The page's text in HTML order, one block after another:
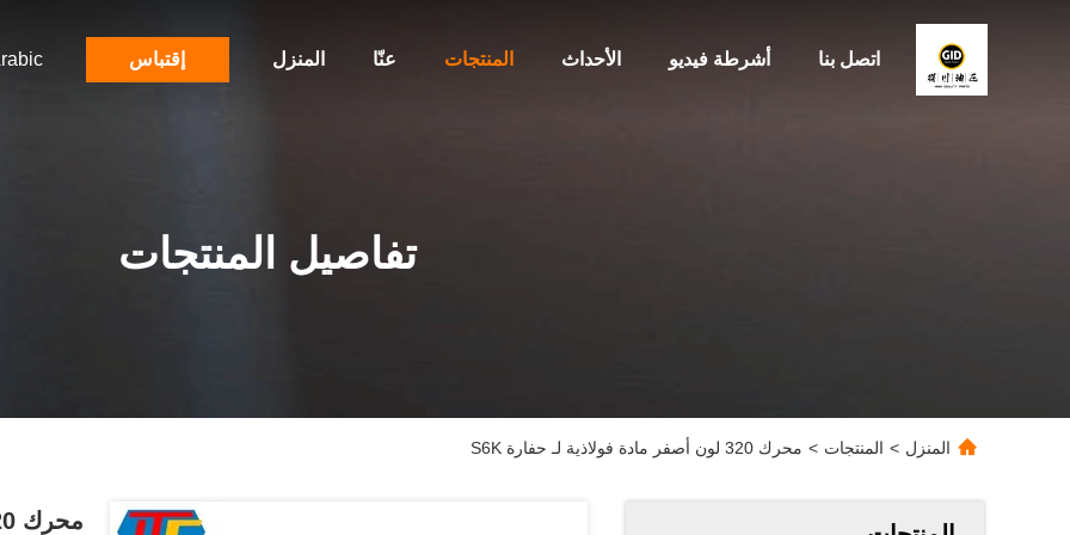
المنزل عنّا المنتجات الأحداث أشرطة فيديو اتصل بنا إقتباس
تفاصيل المنتجات
المنزل > المنتجات > محرك 320 لون أصفر مادة فولاذية لـ حفارة S6K
محرك 320 لون أصفر مادة فولاذية لـ حفارة S6K